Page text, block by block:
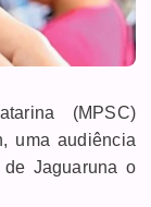
(MPSC)
uma audiência
Jaguaruna o